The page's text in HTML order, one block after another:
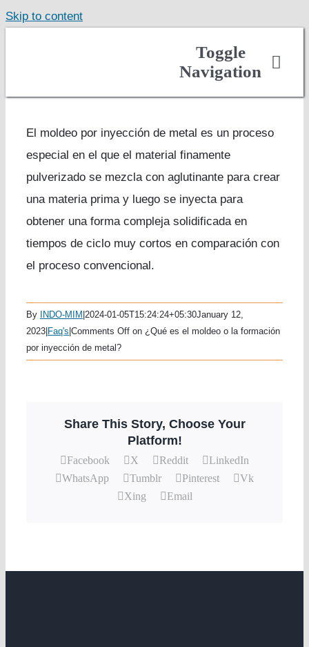
Skip to content
Toggle
Navigation
About
Casting
Finished Components
Markets Served
Careers
El moldeo por inyección de metal es un proceso
especial en el que el material finamente
pulverizado se mezcla con aglutinante para crear
una materia prima y luego se inyecta para
obtener una forma compleja solidificada en
tiempos de ciclo muy cortos en comparación con
el proceso convencional.
By INDO-MIM 2024-01-05T15:24:24+05:30January 12,
2023 Faq's Comments Off on ¿Qué es el moldeo o la formación
por inyección de metal?
Share This Story, Choose Your
Platform!
Facebook X Reddit
LinkedIn
WhatsApp
Tumblr Pinterest
Vk
Xing
Email